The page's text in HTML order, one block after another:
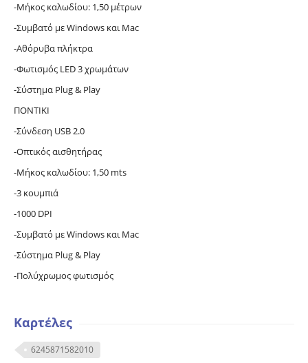
-Μήκος καλωδίου: 1,50 μέτρων
-Συμβατό με Windows και Mac
-Αθόρυβα πλήκτρα
-Φωτισμός LED 3 χρωμάτων
-Σύστημα Plug & Play
ΠΟΝΤΙΚΙ
-Σύνδεση USB 2.0
-Οπτικός αισθητήρας
-Μήκος καλωδίου: 1,50 mts
-3 κουμπιά
-1000 DPI
-Συμβατό με Windows και Mac
-Σύστημα Plug & Play
-Πολύχρωμος φωτισμός
Καρτέλες
6245871582010